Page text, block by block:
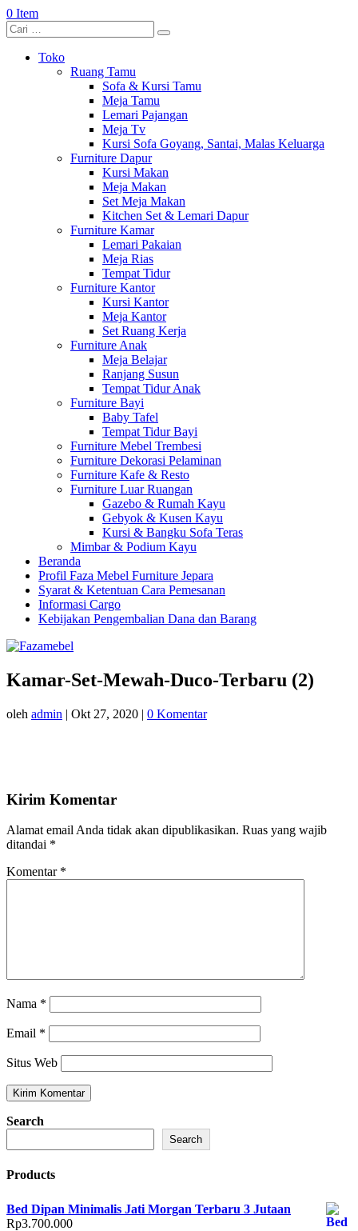
0 Item
Toko
Ruang Tamu
Sofa & Kursi Tamu
Meja Tamu
Lemari Pajangan
Meja Tv
Kursi Sofa Goyang, Santai, Malas Keluarga
Furniture Dapur
Kursi Makan
Meja Makan
Set Meja Makan
Kitchen Set & Lemari Dapur
Furniture Kamar
Lemari Pakaian
Meja Rias
Tempat Tidur
Furniture Kantor
Kursi Kantor
Meja Kantor
Set Ruang Kerja
Furniture Anak
Meja Belajar
Ranjang Susun
Tempat Tidur Anak
Furniture Bayi
Baby Tafel
Tempat Tidur Bayi
Furniture Mebel Trembesi
Furniture Dekorasi Pelaminan
Furniture Kafe & Resto
Furniture Luar Ruangan
Gazebo & Rumah Kayu
Gebyok & Kusen Kayu
Kursi & Bangku Sofa Teras
Mimbar & Podium Kayu
Beranda
Profil Faza Mebel Furniture Jepara
Syarat & Ketentuan Cara Pemesanan
Informasi Cargo
Kebijakan Pengembalian Dana dan Barang
Kamar-Set-Mewah-Duco-Terbaru (2)
oleh admin | Okt 27, 2020 | 0 Komentar
Kirim Komentar
Alamat email Anda tidak akan dipublikasikan. Ruas yang wajib
ditandai *
Komentar *
Nama *
Email *
Situs Web
Search
Search
Products
Bed Dipan Minimalis Jati Morgan Terbaru 3 Jutaan
Rp3.700.000